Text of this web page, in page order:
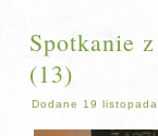
Spotkanie
(13)
Dodane 19